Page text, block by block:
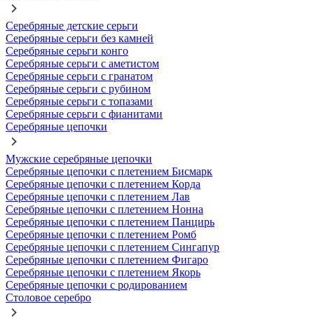
Серебряные детские серьги
Серебряные серьги без камней
Серебряные серьги конго
Серебряные серьги с аметистом
Серебряные серьги с гранатом
Серебряные серьги с рубином
Серебряные серьги с топазами
Серебряные серьги с фианитами
Серебряные цепочки
Мужские серебряные цепочки
Серебряные цепочки с плетением Бисмарк
Серебряные цепочки с плетением Корда
Серебряные цепочки с плетением Лав
Серебряные цепочки с плетением Нонна
Серебряные цепочки с плетением Панцирь
Серебряные цепочки с плетением Ромб
Серебряные цепочки с плетением Сингапур
Серебряные цепочки с плетением Фигаро
Серебряные цепочки с плетением Якорь
Серебряные цепочки с родированием
Столовое серебро